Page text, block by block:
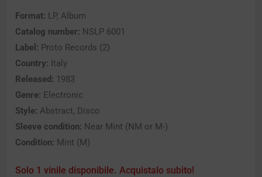
Format: LP, Album
Catalog number: NSLP 6001
Label: Proto Records (2)
Country: Italy
Released: 1983
Genre: Electronic
Style: Abstract, Disco
Sleeve condition: Near Mint (NM or M-)
Condition: Mint (M)
Solo 1 vinile disponibile. Acquistalo subito!